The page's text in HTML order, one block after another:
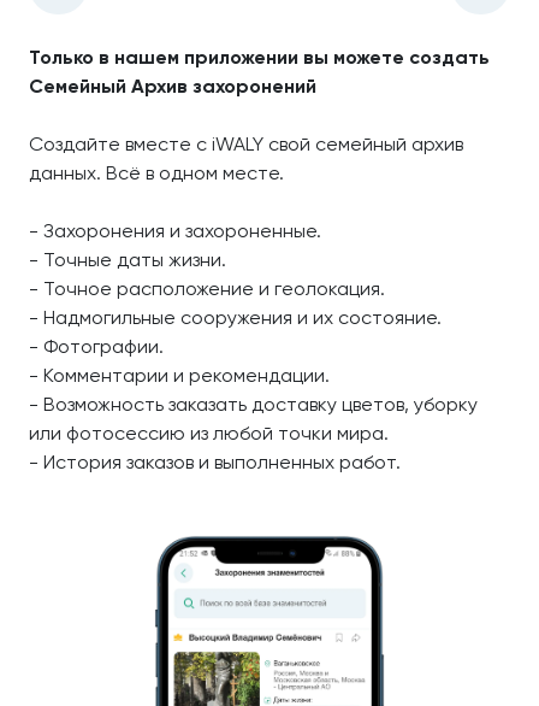
Только в нашем приложении вы можете создать
Семейный Архив захоронений
Создайте вместе с iWALY свой семейный архив
данных. Всё в одном месте.
- Захоронения и захороненные.
- Точные даты жизни.
- Точное расположение и геолокация.
- Надмогильные сооружения и их состояние.
- Фотографии.
- Комментарии и рекомендации.
- Возможность заказать доставку цветов, уборку
или фотосессию из любой точки мира.
- История заказов и выполненных работ.